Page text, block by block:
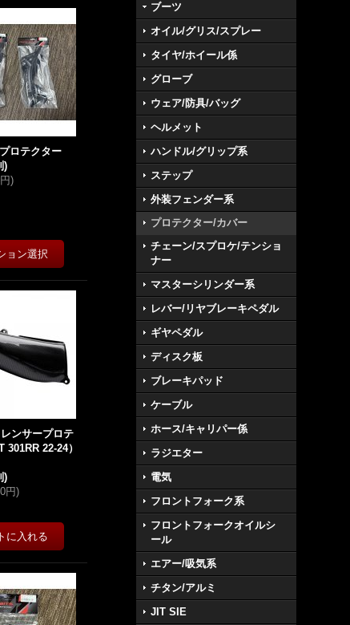
ブーツ
オイル/グリス/スプレー
タイヤ/ホイール係
グローブ
ウェア/防具/バッグ
ヘルメット
ハンドル/グリップ系
ステップ
外装フェンダー系
プロテクター/カバー
チェーン/スプロケ/テンショ
ナー
マスターシリンダー系
レバー/リヤブレーキペダル
ギヤペダル
ディスク板
ブレーキパッド
ケーブル
ホース/キャリパー係
ラジエター
電気
フロントフォーク系
フロントフォークオイルシ
ール
エアー/吸気系
チタン/アルミ
JIT SIE
ロテクター
)
)
ンサープロテ
301RR 22-24）
)
円)